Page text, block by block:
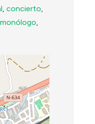
,concierto
,monólogo